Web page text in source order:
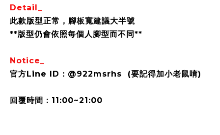
Detail_
此款版型正常，腳板寬建議大半號
**版型仍會依照每個人腳型而不同**
Notice_
官方Line ID：@922msrhs (要記得加小老鼠唷)
回覆時間：11:00~21:00